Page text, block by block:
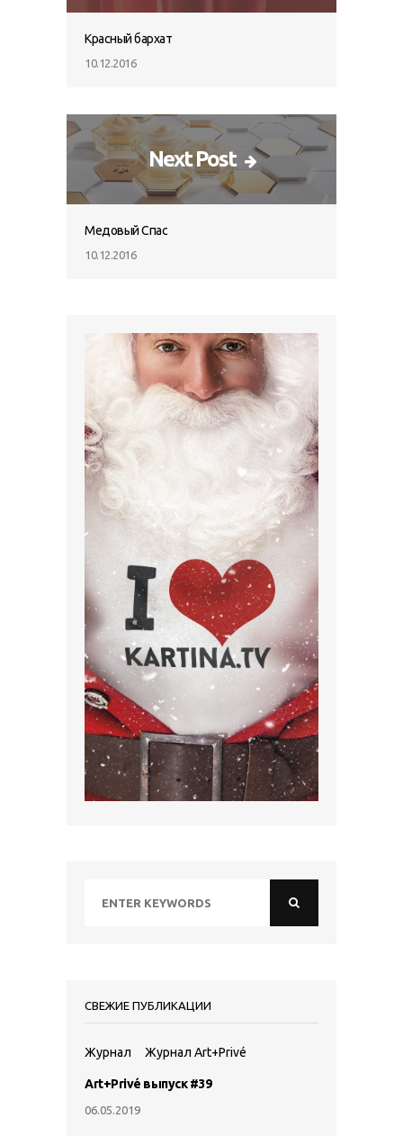
Красный бархат
10.12.2016
Next Post
Медовый Спас
10.12.2016
СВЕЖИЕ ПУБЛИКАЦИИ
Журнал Журнал Art+Privé
Art+Privé выпуск #39
06.05.2019